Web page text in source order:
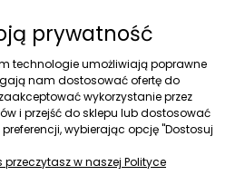
602 356 983
pt.: 10:00-16:00
prywatność
technologie umożliwiają poprawne
nam dostosować ofertę do
wykorzystanie przez
i przejść do sklepu lub dostosować
wybierając opcję "Dostosuj
w naszej Polityce